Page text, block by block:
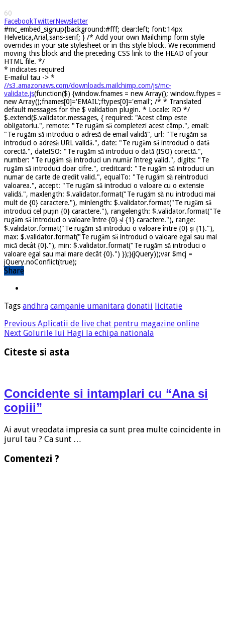
60
FacebookTwitterNewsletter
#mc_embed_signup{background:#fff; clear:left; font:14px
Helvetica,Arial,sans-serif; } /* Add your own Mailchimp form style
overrides in your site stylesheet or in this style block. We recommend
moving this block and the preceding CSS link to the HEAD of your
HTML file. */
* indicates required
E-mailul tau -> *
//s3.amazonaws.com/downloads.mailchimp.com/js/mc-
validate.js(function($) {window.fnames = new Array(); window.ftypes =
new Array();fnames[0]='EMAIL';ftypes[0]='email'; /* * Translated
default messages for the $ validation plugin. * Locale: RO */
$.extend($.validator.messages, { required: "Acest câmp este
obligatoriu.", remote: "Te rugăm să completezi acest câmp.", email:
"Te rugăm să introduci o adresă de email validă", url: "Te rugăm sa
introduci o adresă URL validă.", date: "Te rugăm să introduci o dată
corectă.", dateISO: "Te rugăm să introduci o dată (ISO) corectă.",
number: "Te rugăm să introduci un număr întreg valid.", digits: "Te
rugăm să introduci doar cifre.", creditcard: "Te rugăm să introduci un
numar de carte de credit valid.", equalTo: "Te rugăm să reintroduci
valoarea.", accept: "Te rugăm să introduci o valoare cu o extensie
validă.", maxlength: $.validator.format("Te rugăm să nu introduci mai
mult de {0} caractere."), minlength: $.validator.format("Te rugăm să
introduci cel puțin {0} caractere."), rangelength: $.validator.format("Te
rugăm să introduci o valoare între {0} și {1} caractere."), range:
$.validator.format("Te rugăm să introduci o valoare între {0} și {1}."),
max: $.validator.format("Te rugăm să introduci o valoare egal sau mai
mică decât {0}."), min: $.validator.format("Te rugăm să introduci o
valoare egal sau mai mare decât {0}.") });}(jQuery));var $mcj =
jQuery.noConflict(true);
Share
Tags andhra campanie umanitara donatii licitatie
Previous Aplicatii de live chat pentru magazine online
Next Golurile lui Hagi la echipa nationala
Citeste si asta
Concidente si intamplari cu “Ana si
copiii”
Ai avut vreodata impresia ca sunt prea multe coincidente in
jurul tau ? Ca sunt …
Comentezi ?